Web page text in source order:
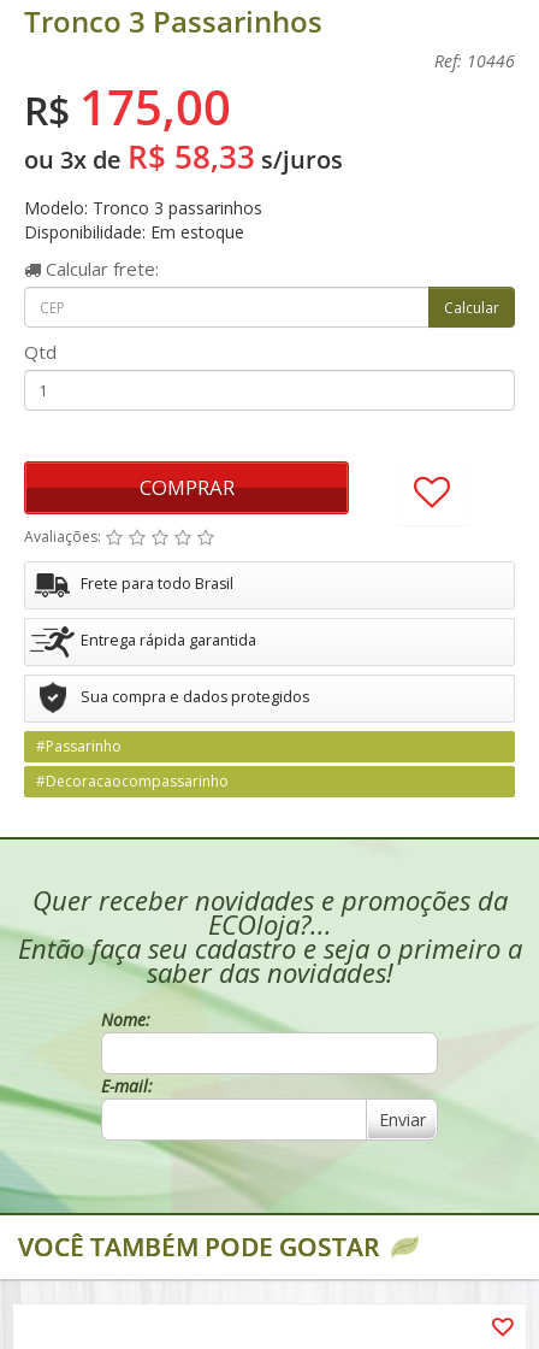
Tronco 3 Passarinhos
Ref: 10446
R$ 175,00
ou 3x de R$ 58,33 s/juros
Modelo: Tronco 3 passarinhos
Disponibilidade: Em estoque
Calcular frete:
Qtd
COMPRAR
Avaliações:
Frete para todo Brasil
Entrega rápida garantida
Sua compra e dados protegidos
#Passarinho
#Decoracaocompassarinho
Quer receber novidades e promoções da
ECOloja?...
Então faça seu cadastro e seja o primeiro a
saber das novidades!
Nome:
E-mail:
Enviar
VOCÊ TAMBÉM PODE GOSTAR